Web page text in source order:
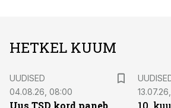
HETKEL KUUM
UUDISED
04.08.26, 08:00
Uus TSD kord paneb
10.